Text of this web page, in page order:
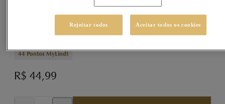
Sku400037
LINDOR Tablete Dark 100g
44Pontos MyLindt
R$ 44,99
Rejeitar todos Aceitar todos os cookies